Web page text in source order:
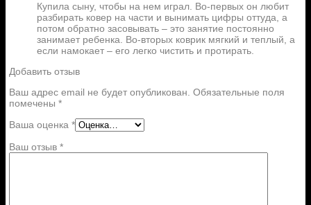
Купила сыну, чтобы на нем играл. Во-первых он любит
разбирать ковер на части и вынимать цифры оттуда, а
потом обратно засовывать – это занятие постоянно
занимает ребенка. Во-вторых коврик мягкий и теплый, а
если намокает – его легко чистить и протирать.
Добавить отзыв
Ваш адрес email не будет опубликован. Обязательные поля
помечены *
Ваша оценка *
Ваш отзыв *